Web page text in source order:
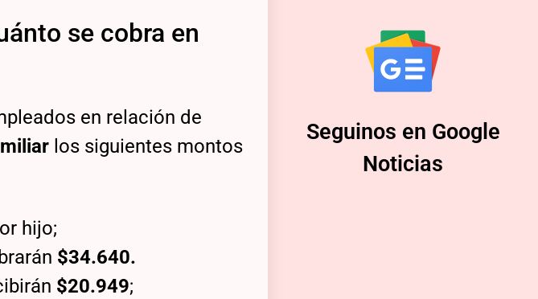
se cobra en
en relación de
los siguientes montos
hijo;
$34.640.
$20.949;
Seguinos en Google
Noticias